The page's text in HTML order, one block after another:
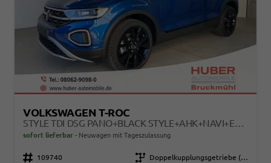
VOLKSWAGEN T-ROC
STYLE TDI DSG PANO+BLACK STYLE+AHK+NAVI+ERGOACTIVE+IQ.DRIVE+KAMERA+KEYLESS
sofort lieferbar Neuwagen mit Tageszulassung
Fahrzeugnr. 109740 Getriebe
Doppelkupplungsgetriebe (DSG)